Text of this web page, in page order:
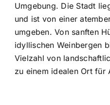
Umgebung. Die Stadt
und ist von einer
umgeben. Von sanften
idyllischen Weinbergen
Vielzahl von
zu einem idealen Ort für